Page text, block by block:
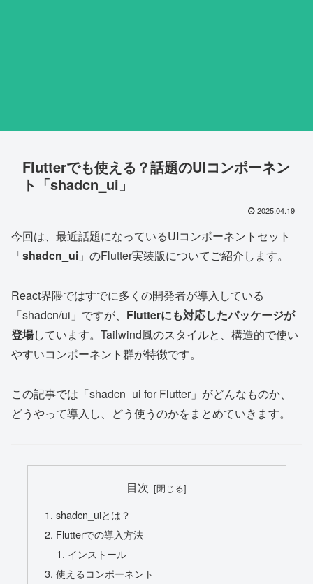
Flutterでも使える？話題のUIコンポーネン
ト「shadcn_ui」
2025.04.19
今回は、最近話題になっているUIコンポーネントセット
「shadcn_ui 」のFlutter実装版についてご紹介します。
React界隈ではすでに多くの開発者が導入している
「shadcn/ui」ですが、 Flutterにも対応したパッケージが
登場しています。Tailwind風のスタイルと、構造的で使い
やすいコンポーネント群が特徴です。
この記事では「shadcn_ui for Flutter」がどんなものか、
どうやって導入し、どう使うのかをまとめていきます。
目次
shadcn_uiとは？
Flutterでの導入方法
インストール
使えるコンポーネント